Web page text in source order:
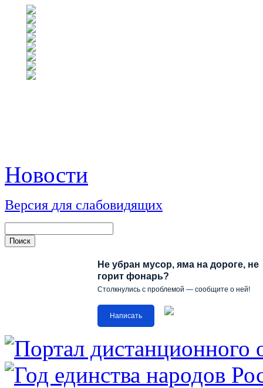
Новости
Версия для слабовидящих
Не убран мусор, яма на дороге, не
горит фонарь?
Столкнулись с проблемой — сообщите о ней!
Написать